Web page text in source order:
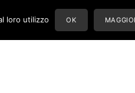
loro utilizzo OK